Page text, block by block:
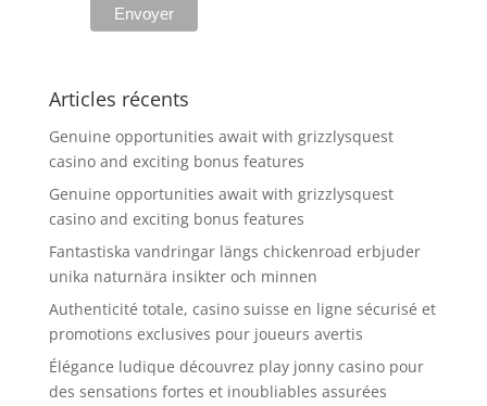
Articles récents
Genuine opportunities await with grizzlysquest
casino and exciting bonus features
Genuine opportunities await with grizzlysquest
casino and exciting bonus features
Fantastiska vandringar längs chickenroad erbjuder
unika naturnära insikter och minnen
Authenticité totale, casino suisse en ligne sécurisé et
promotions exclusives pour joueurs avertis
Élégance ludique découvrez play jonny casino pour
des sensations fortes et inoubliables assurées